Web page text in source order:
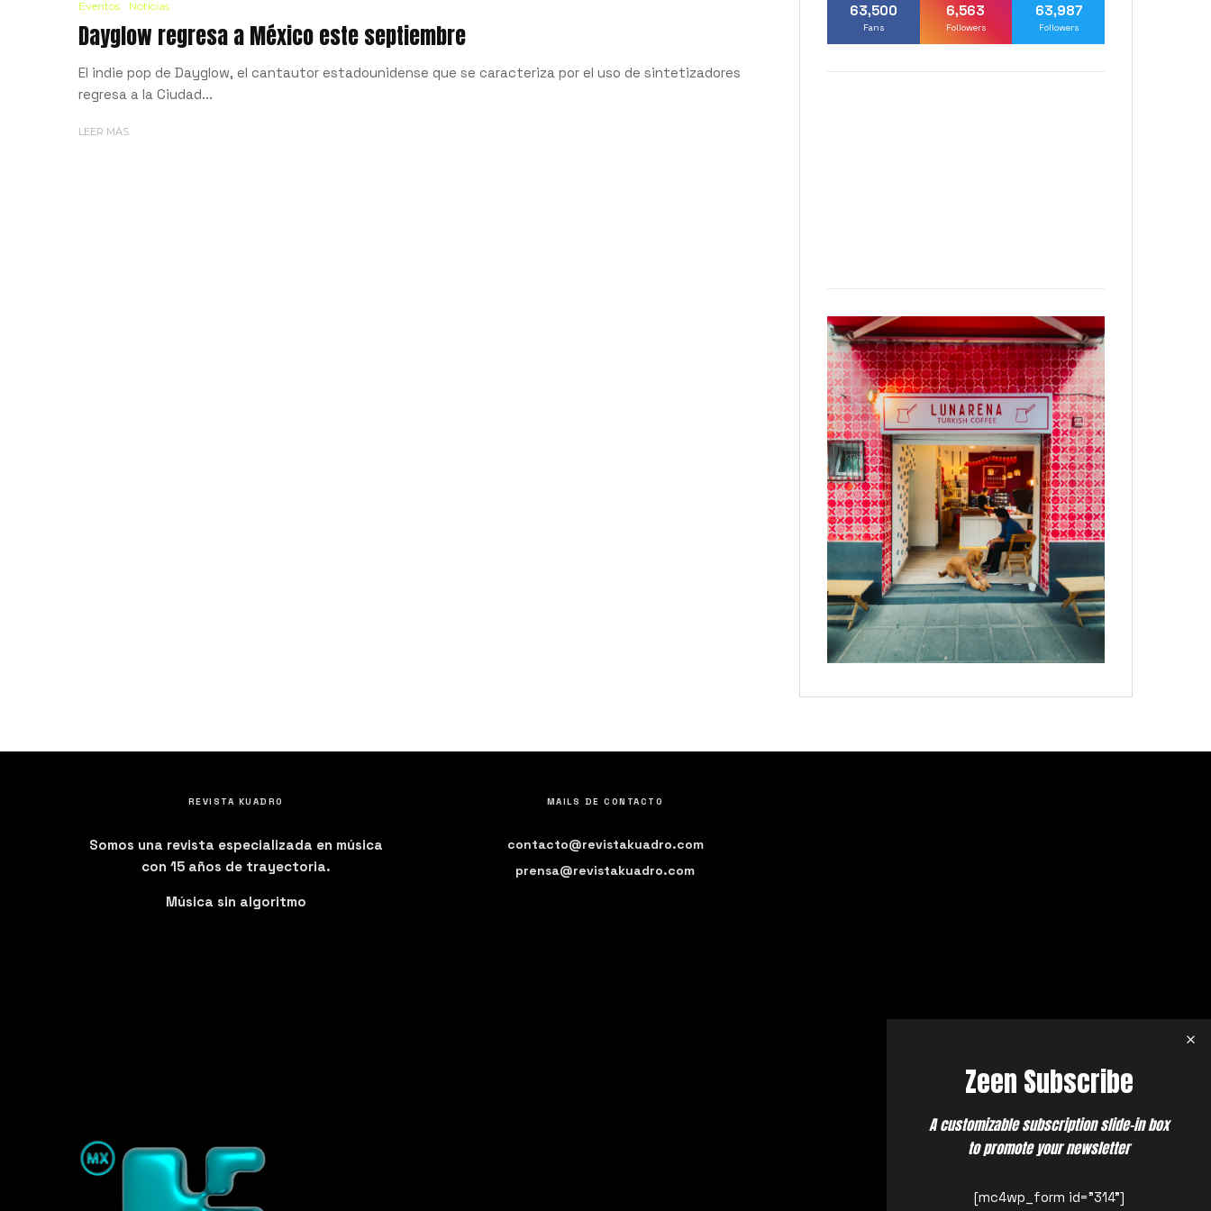
Eventos Noticias
Dayglow regresa a México este septiembre
El indie pop de Dayglow, el cantautor estadounidense que se caracteriza por el uso de sintetizadores
regresa a la Ciudad...
LEER MÁS
63,500
Fans
6,563
Followers
63,987
Followers
REVISTA KUADRO
Somos una revista especializada en música
con 15 años de trayectoria.
Música sin algoritmo
MAILS DE CONTACTO
contacto@revistakuadro.com
prensa@revistakuadro.com
Zeen Subscribe
A customizable subscription slide-in box
to promote your newsletter
[mc4wp_form id="314"]